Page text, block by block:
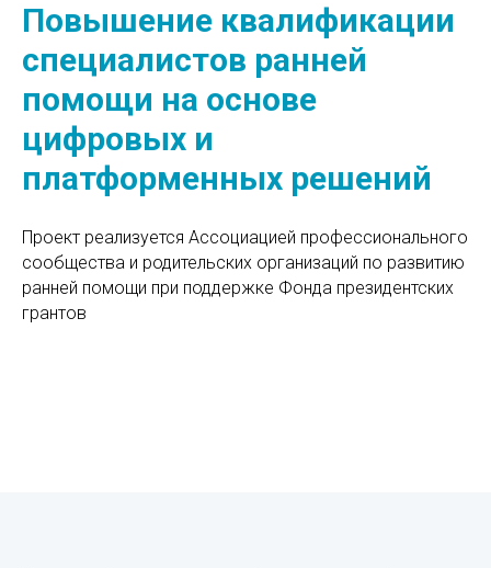
Повышение квалификации
специалистов ранней
помощи на основе
цифровых и
платформенных решений
Проект реализуется Ассоциацией профессионального
сообщества и родительских организаций по развитию
ранней помощи при поддержке Фонда президентских
грантов